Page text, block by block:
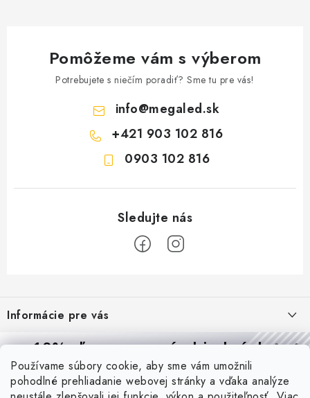
Používame súbory cookie, aby sme vám umožnili
pohodlné prehliadanie webovej stránky a vďaka analýze
Pomôžeme vám s výberom
Potrebujete s niečím poradiť? Sme tu pre vás!
info@megaled.sk
+421 903 102 816
0903 102 816
p
ä
Informácie pre vás
Reklamácie a formulár na odstúpenie od zmluvy
Obchodné podmienky
Podmienky ochrany osobných údajov
Blog
10% zľavana prvú objednávku
Prihláste sa azískajtezľavu aj praktické tipy,vďaka ktorým
budete svietiť lepšie a platiť menej.